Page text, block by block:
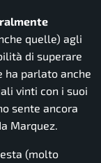
quelle) agli
di superare
ha parlato anche
vinti con i suoi
sente ancora
Marquez.
(molto